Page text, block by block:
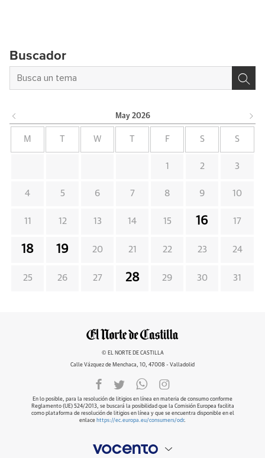
Buscador
May 2026
M W F S S
1 2 3
4 5 6 7 8 9 10
11 12 13 14 15 16 17
18 19 20 21 22 23 24
25 26 27 28 29 30 31
© EL NORTE DE CASTILLA
Calle Vázquez de Menchaca, 10, 47008 - Valladolid
En lo posible, para la resolución de litigios en línea en materia de consumo conforme
Reglamento (UE) 524/2013, se buscará la posibilidad que la Comisión Europea facilita
como plataforma de resolución de litigios en línea y que se encuentra disponible en el
enlace https://ec.europa.eu/consumers/odr.